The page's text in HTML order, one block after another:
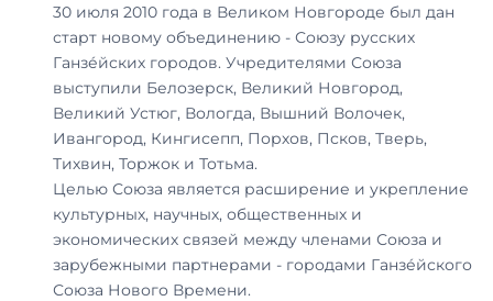
30 июля 2010 года в Великом Новгороде был дан
старт новому объединению - Союзу русских
Ганзе́йских городов. Учредителями Союза
выступили Белозерск, Великий Новгород,
Великий Устюг, Вологда, Вышний Волочек,
Ивангород, Кингисепп, Порхов, Псков, Тверь,
Тихвин, Торжок и Тотьма.
Целью Союза является расширение и укрепление
культурных, научных, общественных и
экономических связей между членами Союза и
зарубежными партнерами - городами Ганзе́йского
Союза Нового Времени.